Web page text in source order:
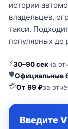
истории
владельцев,
такси.
популярных до
⚡30–90 секна
🛡Официальные
💳От 99 ₽за
Введите